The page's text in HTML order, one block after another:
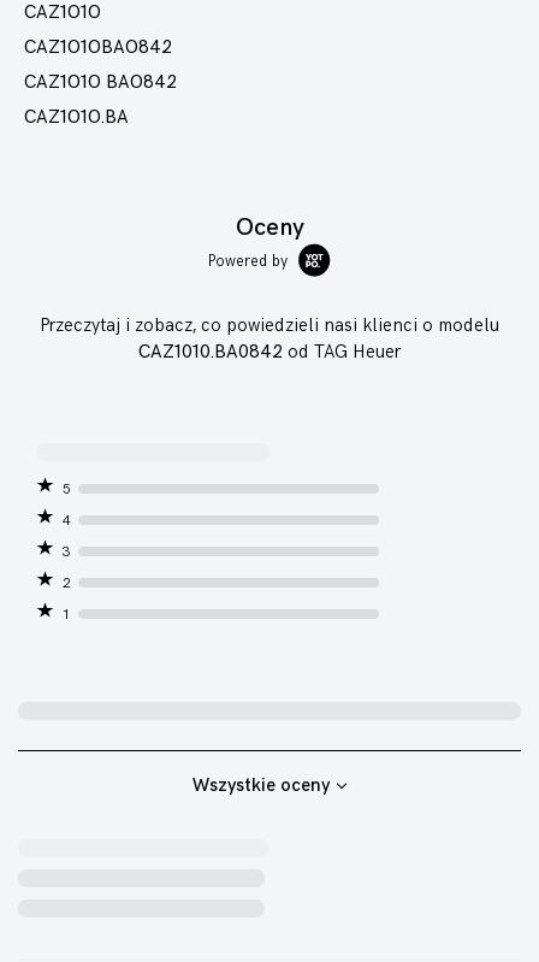
CAZ1O1O
CAZ1O1OBAO842
CAZ1O1O BAO842
CAZ1O1O.BA
Oceny
Powered by
Przeczytaj i zobacz, co powiedzieli nasi klienci o modelu
CAZ1010.BA0842 od TAG Heuer
5
4
3
2
1
Wszystkie oceny